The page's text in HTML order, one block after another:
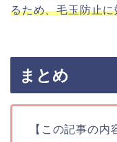
るため、毛玉防止
まとめ
【この記事の